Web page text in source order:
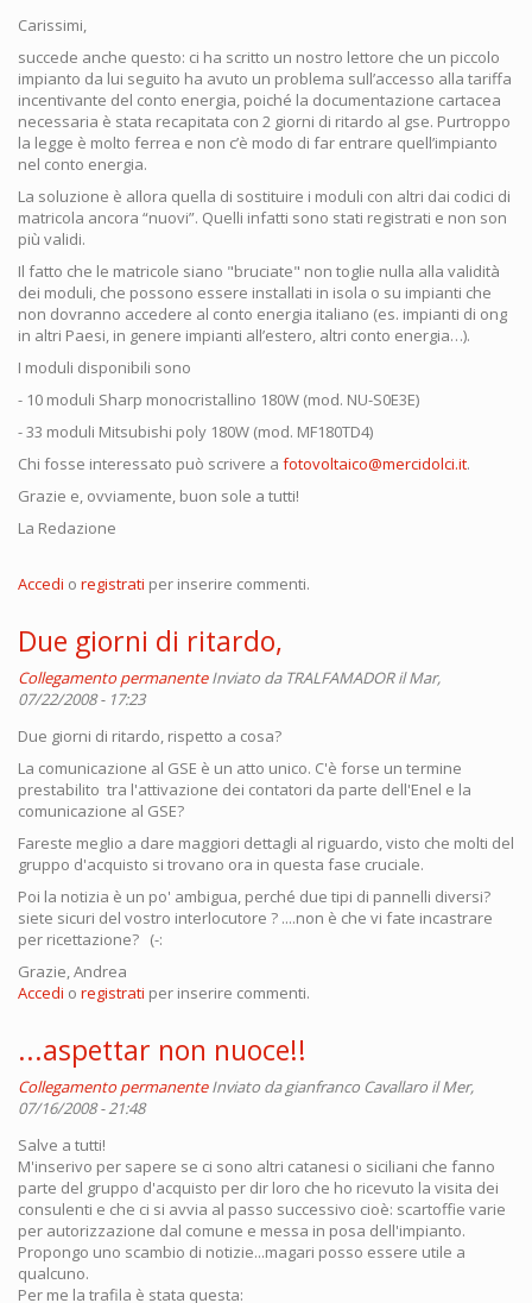
Carissimi,
succede anche questo: ci ha scritto un nostro lettore che un piccolo
impianto da lui seguito ha avuto un problema sull’accesso alla tariffa
incentivante del conto energia, poiché la documentazione cartacea
necessaria è stata recapitata con 2 giorni di ritardo al gse. Purtroppo
la legge è molto ferrea e non c’è modo di far entrare quell’impianto
nel conto energia.
La soluzione è allora quella di sostituire i moduli con altri dai codici di
matricola ancora “nuovi”. Quelli infatti sono stati registrati e non son
più validi.
Il fatto che le matricole siano "bruciate" non toglie nulla alla validità
dei moduli, che possono essere installati in isola o su impianti che
non dovranno accedere al conto energia italiano (es. impianti di ong
in altri Paesi, in genere impianti all’estero, altri conto energia…).
I moduli disponibili sono
- 10 moduli Sharp monocristallino 180W (mod. NU-S0E3E)
- 33 moduli Mitsubishi poly 180W (mod. MF180TD4)
Chi fosse interessato può scrivere a fotovoltaico@mercidolci.it.
Grazie e, ovviamente, buon sole a tutti!
La Redazione
Accedi o registrati per inserire commenti.
Due giorni di ritardo,
Collegamento permanente Inviato da TRALFAMADORil Mar,
07/22/2008 - 17:23
Due giorni di ritardo, rispetto a cosa?
La comunicazione al GSE è un atto unico. C'è forse un termine
prestabilito tra l'attivazione dei contatori da parte dell'Enel e la
comunicazione al GSE?
Fareste meglio a dare maggiori dettagli al riguardo, visto che molti del
gruppo d'acquisto si trovano ora in questa fase cruciale.
Poi la notizia è un po' ambigua, perché due tipi di pannelli diversi?
siete sicuri del vostro interlocutore ? ....non è che vi fate incastrare
per ricettazione? (-:
Grazie, Andrea
Accedi o registrati per inserire commenti.
...aspettar non nuoce!!
Collegamento permanente Inviato dagianfranco Cavallaro il Mer,
07/16/2008 - 21:48
Salve a tutti!
M'inserivo per sapere se ci sono altri catanesi o siciliani che fanno
parte del gruppo d'acquisto per dir loro che ho ricevuto la visita dei
consulenti e che ci si avvia al passo successivo cioè: scartoffie varie
per autorizzazione dal comune e messa in posa dell'impianto.
Propongo uno scambio di notizie...magari posso essere utile a
qualcuno.
Per me la trafila è stata questa: